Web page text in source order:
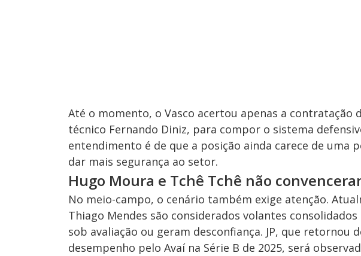
Até o momento, o Vasco acertou apenas a contratação
técnico Fernando Diniz, para compor o sistema
entendimento é de que a posição ainda carece de uma
dar mais segurança ao setor.
Hugo Moura e Tchê Tchê não
No meio-campo, o cenário também exige atenção.
Thiago Mendes são considerados volantes
sob avaliação ou geram desconfiança. JP, que retornou
desempenho pelo Avaí na Série B de 2025, será